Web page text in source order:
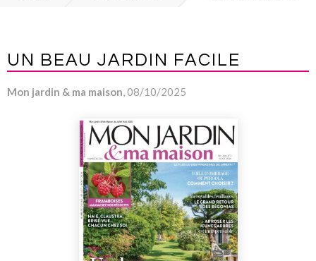
UN BEAU JARDIN FACILE
Mon jardin & ma maison, 08/10/2025